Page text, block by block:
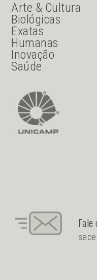
JU Menu
Arte & Cultura
Biológicas
Exatas
Humanas
Inovação
Saúde
Fale